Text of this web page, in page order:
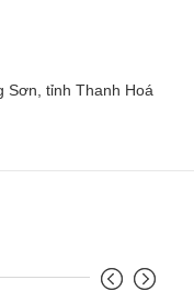
tỉnh Thanh Hoá